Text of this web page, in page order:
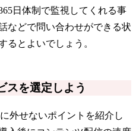
日体制で監視してくれる事
などで問い合わせができる状
るとよいでしょう。
スを選定しよう
外せないポイントを紹介し